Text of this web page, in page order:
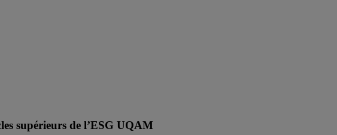
supérieurs de l’ESG UQAM